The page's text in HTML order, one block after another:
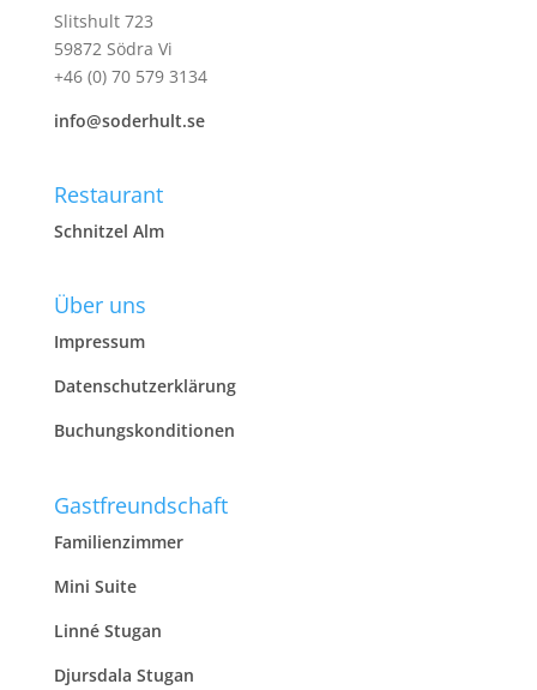
Slitshult 723
59872 Södra Vi
+46 (0) 70 579 3134
info@soderhult.se
Restaurant
Schnitzel Alm
Über uns
Impressum
Datenschutzerklärung
Buchungskonditionen
Gastfreundschaft
Familienzimmer
Mini Suite
Linné Stugan
Djursdala Stugan